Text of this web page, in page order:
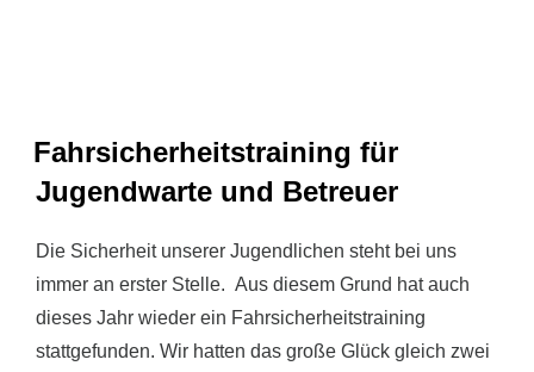
Fahrsicherheitstraining für
Jugendwarte und Betreuer
Die Sicherheit unserer Jugendlichen steht bei uns
immer an erster Stelle. Aus diesem Grund hat auch
dieses Jahr wieder ein Fahrsicherheitstraining
stattgefunden. Wir hatten das große Glück gleich zwei